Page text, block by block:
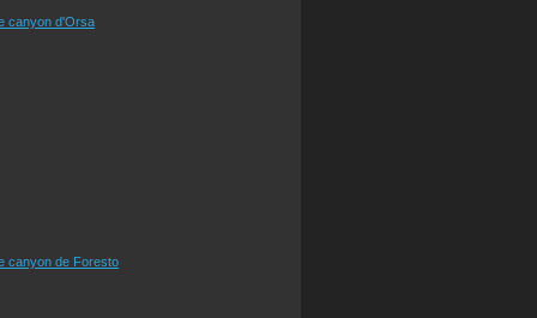
canyon d'Orsa
canyon de Foresto